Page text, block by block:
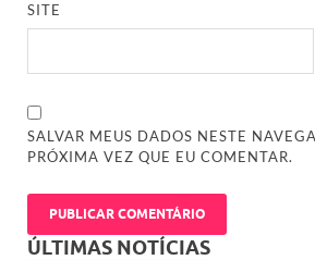
SITE
SALVAR MEUS DADOS NESTE
PRÓXIMA VEZ QUE EU COMENTAR.
ÚLTIMAS NOTÍCIAS